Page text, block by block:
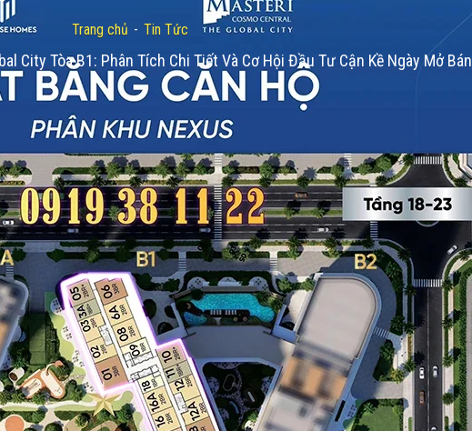
Trang chủ - Tin Tức
City Tòa B1: Phân Tích Chi Tiết Và Cơ Hội Đầu Tư Cận Kề Ngày Mở Bán